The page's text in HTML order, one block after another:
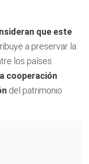
que este
a preservar la
los países
cooperación
del patrimonio